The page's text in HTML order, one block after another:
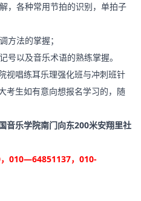
各种常用节拍的识别，单拍子
法的掌握；
以及音乐术语的熟练掌握。
唱练耳乐理强化班与冲刺班针
考生如有意向想报名学习的，随
音乐学院南门向东200米安翔里社
010—64851137，010-